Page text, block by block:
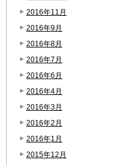
2016年11月
2016年9月
2016年8月
2016年7月
2016年6月
2016年4月
2016年3月
2016年2月
2016年1月
2015年12月